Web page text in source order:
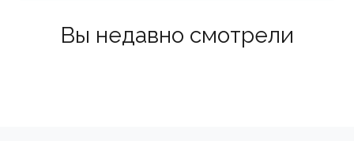
Вы недавно смотрели